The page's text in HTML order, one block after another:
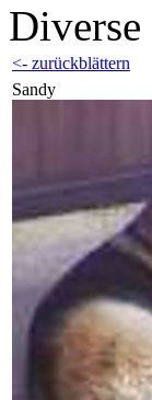
Diverse
<- zurückblättern
Sandy